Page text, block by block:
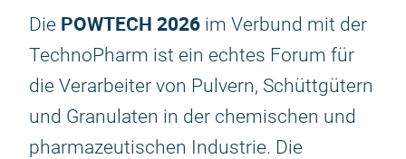
Die POWTECH 2026 im Verbund mit der
TechnoPharm ist ein echtes Forum für
die Verarbeiter von Pulvern, Schüttgütern
und Granulaten in der chemischen und
pharmazeutischen Industrie. Die